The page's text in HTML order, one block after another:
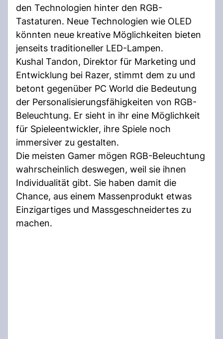
den Technologien hinter den RGB-
Tastaturen. Neue Technologien wie OLED
könnten neue kreative Möglichkeiten bieten
jenseits traditioneller LED-Lampen.
Kushal Tandon, Direktor für Marketing und
Entwicklung bei Razer, stimmt dem zu und
betont gegenüber PC World die Bedeutung
der Personalisierungsfähigkeiten von RGB-
Beleuchtung. Er sieht in ihr eine Möglichkeit
für Spieleentwickler, ihre Spiele noch
immersiver zu gestalten.
Die meisten Gamer mögen RGB-Beleuchtung
wahrscheinlich deswegen, weil sie ihnen
Individualität gibt. Sie haben damit die
Chance, aus einem Massenprodukt etwas
Einzigartiges und Massgeschneidertes zu
machen.